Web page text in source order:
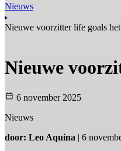
Nieuws
Nieuwe voorzitter life goals
Nieuwe
6 november 2025
Nieuws
door: Leo Aquina | 6